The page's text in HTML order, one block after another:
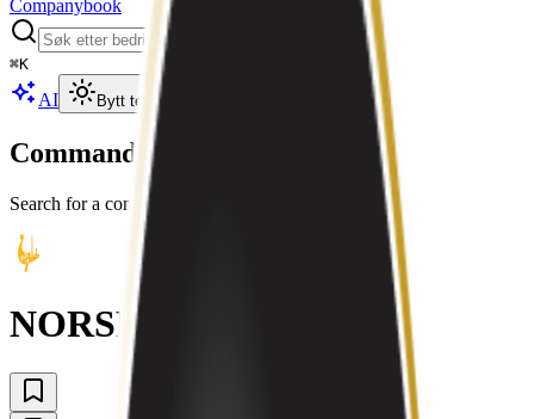
Companybook
⌘K
AI Bytt tema
Command Palette
Search for a command to run...
NORSK DEKOR AS